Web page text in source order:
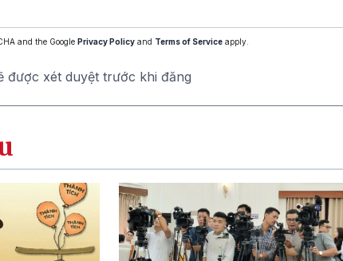
and the Google Privacy Policy and Terms of Service apply.
được xét duyệt trước khi đăng